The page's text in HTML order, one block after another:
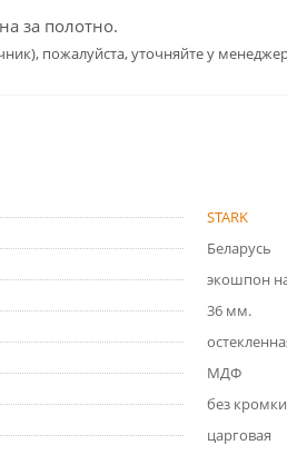
за полотно.
пожалуйста, уточняйте у
STARK
Беларусь
экошпон
36 мм.
МДФ
без кромки
царговая